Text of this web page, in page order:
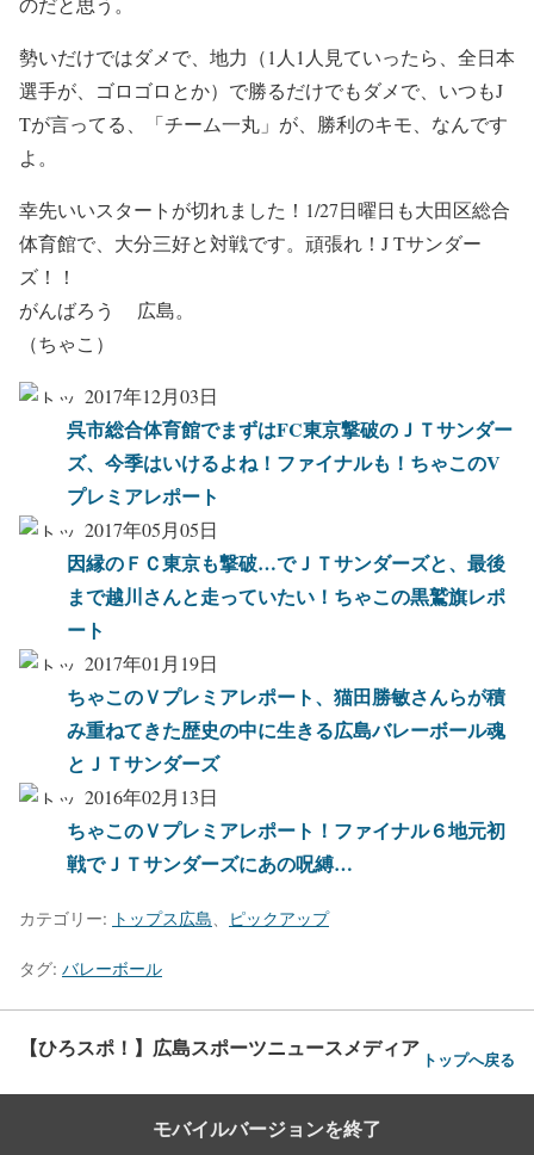
勢いだけではダメで、地力（1人1人見ていったら、全日本
選手が、ゴロゴロとか）で勝るだけでもダメで、いつもJ
Tが言ってる、「チーム一丸」が、勝利のキモ、なんです
よ。
幸先いいスタートが切れました！1/27日曜日も大田区総合
体育館で、大分三好と対戦です。頑張れ！J Tサンダー
ズ！！
がんばろう 広島。
（ちゃこ）
2017年12月03日
呉市総合体育館でまずはFC東京撃破のＪＴサンダー
ズ、今季はいけるよね！ファイナルも！ちゃこのV
プレミアレポート
2017年05月05日
因縁のＦＣ東京も撃破…でＪＴサンダーズと、最後
まで越川さんと走っていたい！ちゃこの黒鷲旗レポ
ート
2017年01月19日
ちゃこのＶプレミアレポート、猫田勝敏さんらが積
み重ねてきた歴史の中に生きる広島バレーボール魂
とＪＴサンダーズ
2016年02月13日
ちゃこのＶプレミアレポート！ファイナル６地元初
戦でＪＴサンダーズにあの呪縛…
カテゴリー: トップス広島 ピックアップ
タグ: バレーボール
【ひろスポ！】広島スポーツニュースメディア トップへ戻る
モバイルバージョンを終了